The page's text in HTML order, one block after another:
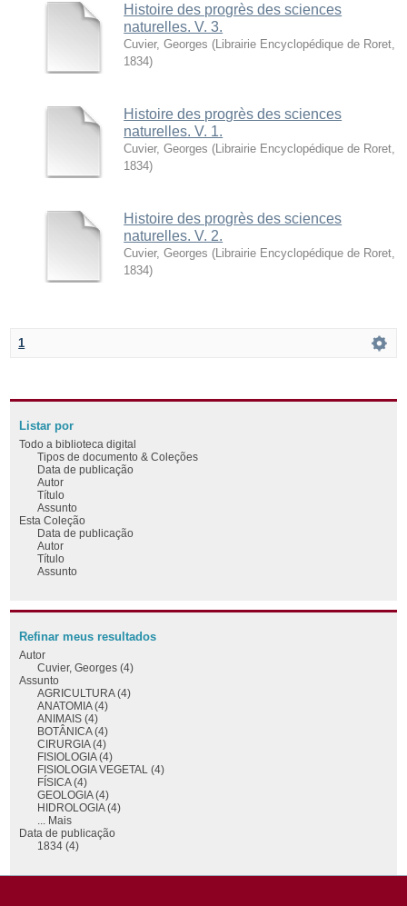
Histoire des progrès des sciences
naturelles. V. 3.
Cuvier, Georges ( Librairie Encyclopédique de Roret
1834)
Histoire des progrès des sciences
naturelles. V. 1.
Cuvier, Georges ( Librairie Encyclopédique de Roret
1834)
Histoire des progrès des sciences
naturelles. V. 2.
Cuvier, Georges ( Librairie Encyclopédique de Roret
1834)
1
Listar por
Todo a biblioteca digital
Tipos de documento & Coleções
Data de publicação
Autor
Título
Assunto
Esta Coleção
Data de publicação
Autor
Título
Assunto
Refinar meus resultados
Autor
Cuvier, Georges (4)
Assunto
AGRICULTURA (4)
ANATOMIA (4)
ANIMAIS (4)
BOTÂNICA (4)
CIRURGIA (4)
FISIOLOGIA (4)
FISIOLOGIA VEGETAL (4)
FÍSICA (4)
GEOLOGIA (4)
HIDROLOGIA (4)
... Mais
Data de publicação
1834 (4)